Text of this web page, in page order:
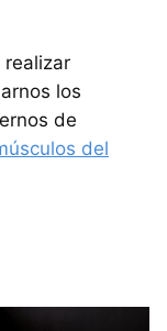
realizar
los
de
del